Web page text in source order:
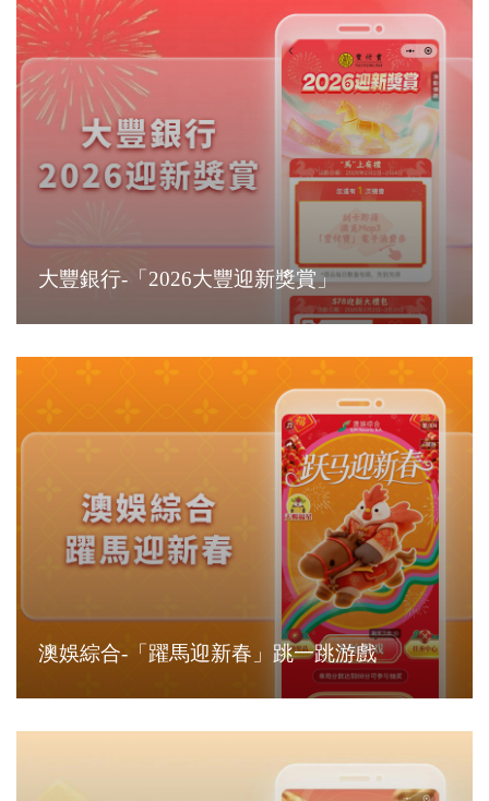
大豐銀行-「2026大豐迎新獎賞」
澳娛綜合-「躍馬迎新春」跳一跳游戲